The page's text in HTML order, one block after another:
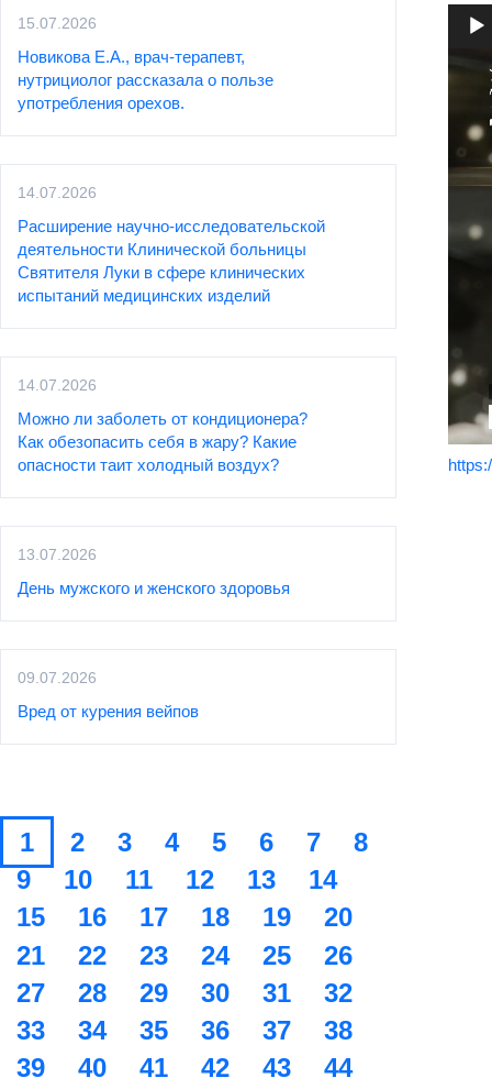
15.07.2026
Новикова Е.А., врач-терапевт,
нутрициолог рассказала о пользе
употребления орехов.
14.07.2026
Расширение научно-исследовательской
деятельности Клинической больницы
Святителя Луки в сфере клинических
испытаний медицинских изделий
14.07.2026
Можно ли заболеть от кондиционера?
Как обезопасить себя в жару? Какие
опасности таит холодный воздух?
13.07.2026
День мужского и женского здоровья
09.07.2026
Вред от курения вейпов
1 2 3 4 5 6 7
8
9
10 11 12 13
14
15
16 17 18 19
20
21
22 23 24 25
26
27
28 29 30 31
32
33
34 35 36 37
38
39
40 41 42 43
44